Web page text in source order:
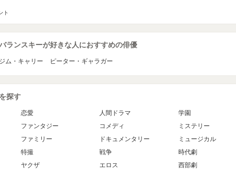
ト
ランスキーが好きな人におすすめの俳優
ジム・キャリー ピーター・ギャラガー
探す
恋愛 人間ドラマ
学園
ファンタジー コメディ
ミステリー
ファミリー ドキュメンタリー
ミュージカル
特撮 戦争
時代劇
ヤクザ エロス
西部劇